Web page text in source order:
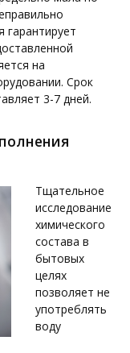
на
Срок
3-7 дней.
Тщательное
исследование
химического
состава в
бытовых
целях
позволяет не
употреблять
воду